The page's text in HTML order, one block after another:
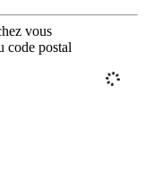
vous
code postal